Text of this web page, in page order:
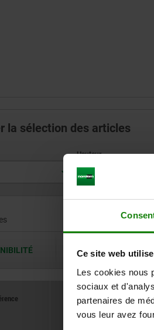
Ce site web
Les cookies nous
sociaux et
partenaires de
vous leur avez
la sélection des articles
H1
Les disponibilités sont
H
H1